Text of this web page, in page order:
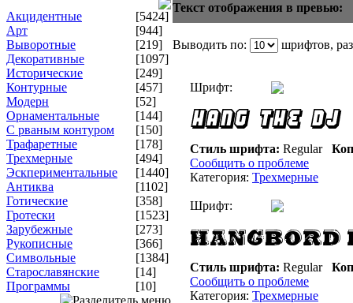
Акцидентные
[5424]
Арт
[944]
Выворотные
[219]
Декоративные
[1097]
Исторические
[249]
Контурные
[457]
Модерн
[52]
Орнаментальные
[144]
С рваным контуром
[150]
Трафаретные
[178]
Трехмерные
[494]
Эскпериментальные
[1440]
Антиква
[1102]
Готические
[358]
Гротески
[1523]
Зарубежные
[273]
Рукописные
[366]
Символьные
[1384]
Старославянские
[14]
Программы
[10]
Текст отображения в превью:
Выводить по: шрифтов,
Шрифт:
Стиль шрифта: Regular
Сообщить о проблеме
Категория: Трехмерные
Шрифт:
Стиль шрифта: Regular
Сообщить о проблеме
Категория: Трехмерные